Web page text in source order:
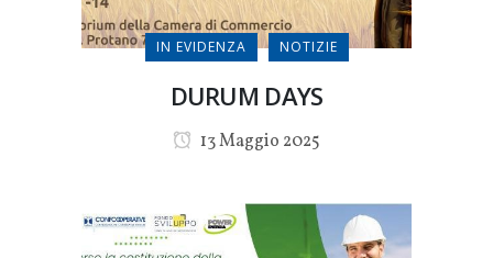
IN EVIDENZA NOTIZIE
DURUM DAYS
13 Maggio 2025